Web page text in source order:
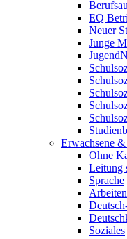
EQ
Neuer
Junge
Erwachsene
Ohne
Leitung
Sprache
Soziales